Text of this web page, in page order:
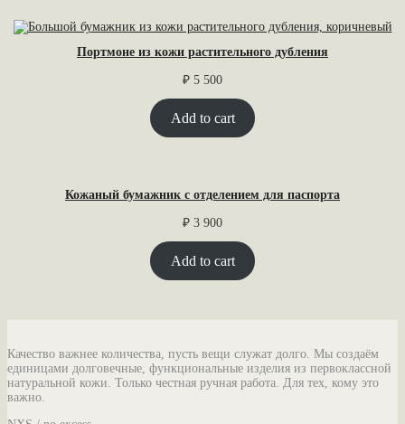
Портмоне из кожи растительного дубления
₽ 5 500
Add to cart
Кожаный бумажник с отделением для паспорта
₽ 3 900
Add to cart
Качество важнее количества, пусть вещи служат долго. Мы создаём
единицами долговечные, функциональные изделия из первоклассной
натуральной кожи. Только честная ручная работа. Для тех, кому это
важно.